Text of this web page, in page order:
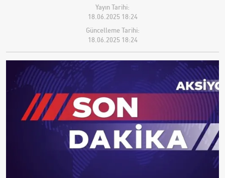
Yayın Tarihi:
18.06.2025 18:24
Güncelleme Tarihi:
18.06.2025 18:24